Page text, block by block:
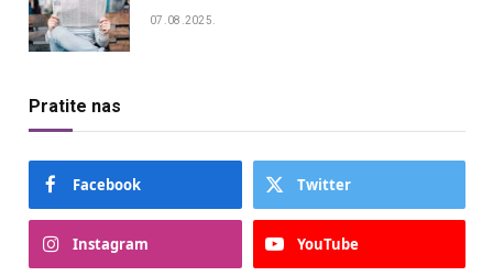
07.08.2025.
Pratite nas
Facebook Twitter
Instagram YouTube